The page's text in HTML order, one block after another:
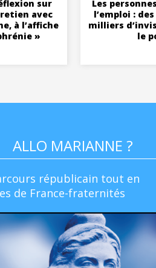
sur
avec
à l’affiche
»
Les
l’emploi :
milliers
le
ALLO MARIANNE ?
républicain tout en
de France-fraternités